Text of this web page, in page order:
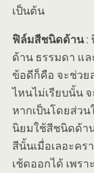
เป็นต้น
ฟิล์มสีชนิดด้าน:
ด้าน ธรรมดา แ
ข้อดีก็คือ จะช่วย
ไหนไม่เรียบนั้น
หากเป็นโดยส่วน
นิยมใช้สีชนิดด้า
สีนั้นเมื่อเลอะคร
เช้ดออกได้ เพร